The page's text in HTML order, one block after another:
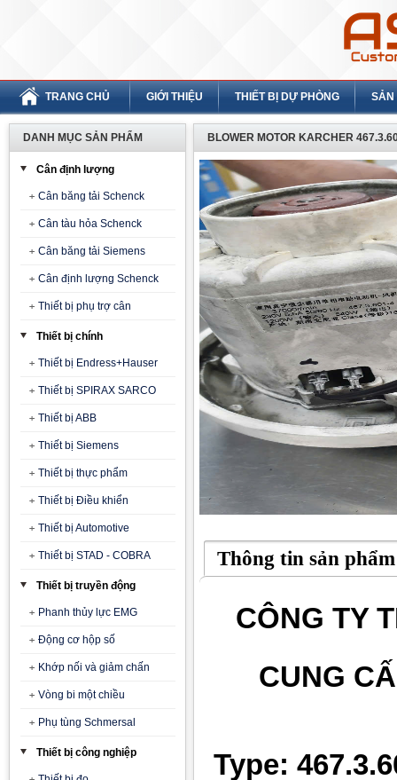
TRANG CHỦ GIỚI THIỆU THIẾT BỊ DỰ PHÒNG SẢN
DANH MỤC SẢN PHẨM
Cân định lượng
Cân băng tải Schenck
Cân tàu hỏa Schenck
Cân băng tải Siemens
Cân định lượng Schenck
Thiết bị phụ trợ cân
Thiết bị chính
Thiết bị Endress+Hauser
Thiết bị SPIRAX SARCO
Thiết bị ABB
Thiết bị Siemens
Thiết bị thực phẩm
Thiết bị Điều khiển
Thiết bị Automotive
Thiết bị STAD - COBRA
Thiết bị truyền động
Phanh thủy lực EMG
Động cơ hộp số
Khớp nối và giảm chấn
Vòng bi một chiều
Phụ tùng Schmersal
Thiết bị công nghiệp
BLOWER MOTOR KARCHER
Thông tin sản phẩm
CÔNG TY
CUNG
Type: